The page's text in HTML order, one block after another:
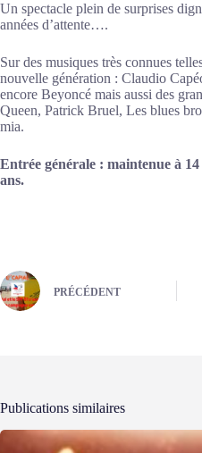
Un spectacle plein de surprises
années d’attente….
Sur des musiques très connues
nouvelle génération : Claudio
encore Beyoncé mais aussi des
Queen, Patrick Bruel, Les blues
mia.
Entrée générale : maintenue à
ans.
PRÉCÉDENT
Publications similaires